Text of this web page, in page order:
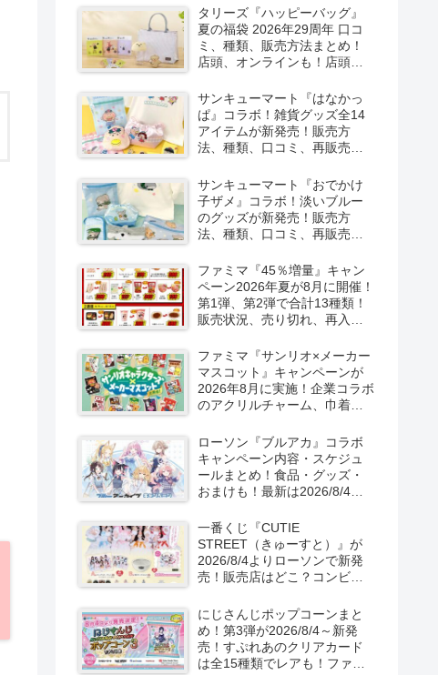
は？
タリーズ『ハッピーバッグ』
夏の福袋 2026年29周年 口コ
ミ、種類、販売方法まとめ！
店頭、オンラインも！店頭と
サンキューマート『はなかっ
ぱ』コラボ！雑貨グッズ全14
アイテムが新発売！販売方
法、種類、口コミ、再販売ま
サンキューマート『おでかけ
子ザメ』コラボ！淡いブルー
のグッズが新発売！販売方
法、種類、口コミ、再販売ま
ファミマ『45％増量』キャン
ペーン2026年夏が8月に開催！
第1弾、第2弾で合計13種類！
販売状況、売り切れ、再入荷
ファミマ『サンリオ×メーカー
マスコット』キャンペーンが
2026年8月に実施！企業コラボ
のアクリルチャーム、巾着の
ローソン『ブルアカ』コラボ
キャンペーン内容・スケジュ
ールまとめ！食品・グッズ・
おまけも！最新は2026/8/4よ
クスタも！
一番くじ『CUTIE
STREET（きゅーすと）』が
2026/8/4よりローソンで新発
売！販売店はどこ？コンビニ
庫、売り切れまとめ！コンビ
ニではキャンペーンも？しま
むら系列アベイルも！
にじさんじポップコーンまと
め！第3弾が2026/8/4～新発
売！すぷれあのクリアカード
は全15種類でレアも！ファミ